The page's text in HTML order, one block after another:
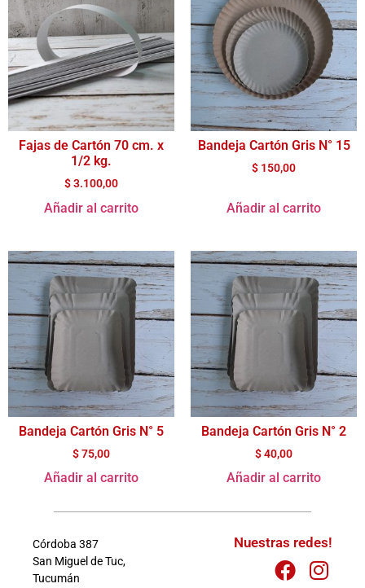
Fajas de Cartón 70 cm. x
1/2 kg.
$3.100,00
Añadir al carrito
Bandeja Cartón Gris N° 15
$ 150,00
Añadir al carrito
Bandeja Cartón Gris N° 5
$75,00
Añadir al carrito
Bandeja Cartón Gris N° 2
$40,00
Añadir al carrito
Córdoba 387
San Miguel de Tuc,
Tucumán
Nuestras redes!